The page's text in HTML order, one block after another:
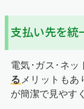
支払い先を統
電気･ガス･ネッ
る メリットも
が簡潔で見やす